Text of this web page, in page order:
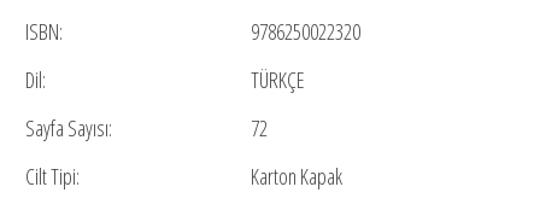
ISBN:
9786250022320
Dil:
TÜRKÇE
Sayfa Sayısı:
72
Cilt Tipi:
Karton Kapak